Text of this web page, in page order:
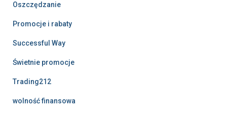
Oszczędzanie
Promocje i rabaty
Successful Way
Świetnie promocje
Trading212
wolność finansowa